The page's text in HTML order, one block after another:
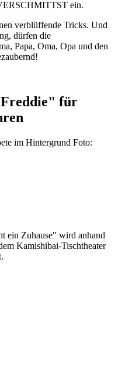
ein.
verblüffende Tricks. Und
, dürfen die
Papa, Oma, Opa und den
für
Foto:
ein Zuhause" wird anhand
Kamishibai-Tischtheater